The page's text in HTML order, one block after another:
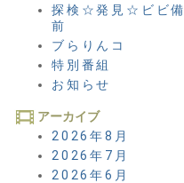
探検☆発見☆ビビ備
前
ブらりんコ
特別番組
お知らせ
アーカイブ
2026年8月
2026年7月
2026年6月